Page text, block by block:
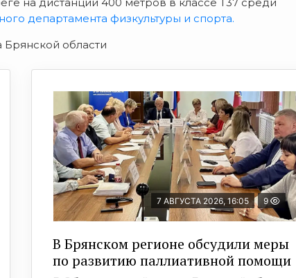
департамента физкультуры и спорта.
Брянской области
7 АВГУСТА 2026, 16:05 9
В Брянском регионе обсудили меры
по развитию паллиативной помощи